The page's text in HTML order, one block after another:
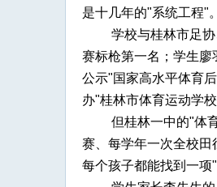
是十几年的"系统工程"
学校与桂林市足
赛标枪第一名；学生
公示"国家高水平体育
办"桂林市体育运动学
但桂林一中的"体
赛、每学年一次全校
每个孩子都能找到一